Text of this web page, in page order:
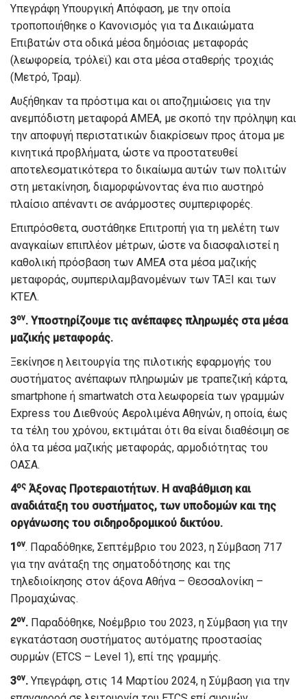
Υπεγράφη Υπουργική Απόφαση, με την οποία
τροποποιήθηκε ο Κανονισμός για τα Δικαιώματα
Επιβατών στα οδικά μέσα δημόσιας μεταφοράς
(λεωφορεία, τρόλεϊ) και στα μέσα σταθερής τροχιάς
(Μετρό, Τραμ).
Αυξήθηκαν τα πρόστιμα και οι αποζημιώσεις για την
ανεμπόδιστη μεταφορά ΑΜΕΑ, με σκοπό την πρόληψη και
την αποφυγή περιστατικών διακρίσεων προς άτομα με
κινητικά προβλήματα, ώστε να προστατευθεί
αποτελεσματικότερα το δικαίωμα αυτών των πολιτών
στη μετακίνηση, διαμορφώνοντας ένα πιο αυστηρό
πλαίσιο απέναντι σε ανάρμοστες συμπεριφορές.
Επιπρόσθετα, συστάθηκε Επιτροπή για τη μελέτη των
αναγκαίων επιπλέον μέτρων, ώστε να διασφαλιστεί η
καθολική πρόσβαση των ΑΜΕΑ στα μέσα μαζικής
μεταφοράς, συμπεριλαμβανομένων των ΤΑΞΙ και των
ΚΤΕΛ.
3ον. Υποστηρίζουμε τις ανέπαφες πληρωμές στα μέσα
μαζικής μεταφοράς.
Ξεκίνησε η λειτουργία της πιλοτικής εφαρμογής του
συστήματος ανέπαφων πληρωμών με τραπεζική κάρτα,
smartphone ή smartwatch στα λεωφορεία των γραμμών
Express του Διεθνούς Αερολιμένα Αθηνών, η οποία, έως
τα τέλη του χρόνου, εκτιμάται ότι θα είναι διαθέσιμη σε
όλα τα μέσα μαζικής μεταφοράς, αρμοδιότητας του
ΟΑΣΑ.
4ος Άξονας Προτεραιοτήτων. Η αναβάθμιση και
αναδιάταξη του συστήματος, των υποδομών και της
οργάνωσης του σιδηροδρομικού δικτύου.
1ον. Παραδόθηκε, Σεπτέμβριο του 2023, η Σύμβαση 717
για την ανάταξη της σηματοδότησης και της
τηλεδιοίκησης στον άξονα Αθήνα – Θεσσαλονίκη –
Προμαχώνας.
2ον. Παραδόθηκε, Νοέμβριο του 2023, η Σύμβαση για την
εγκατάσταση συστήματος αυτόματης προστασίας
συρμών (ETCS – Level 1), επί της γραμμής.
3ον. Υπεγράφη, στις 14 Μαρτίου 2024, η Σύμβαση για την